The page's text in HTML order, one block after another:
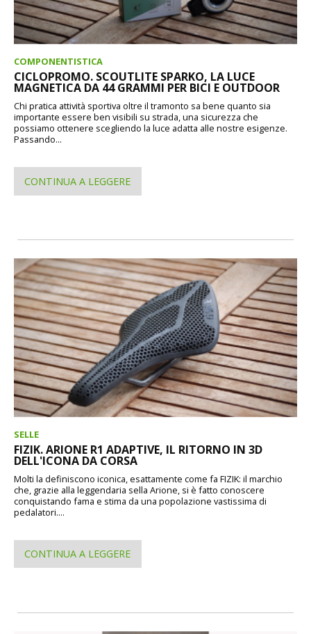
COMPONENTISTICA
CICLOPROMO. SCOUTLITE SPARKO, LA LUCE
MAGNETICA DA 44 GRAMMI PER BICI E OUTDOOR
Chi pratica attività sportiva oltre il tramonto sa bene quanto sia
importante essere ben visibili su strada, una sicurezza che
possiamo ottenere scegliendo la luce adatta alle nostre esigenze.
Passando...
CONTINUA A LEGGERE
SELLE
FIZIK. ARIONE R1 ADAPTIVE, IL RITORNO IN 3D
DELL'ICONA DA CORSA
Molti la definiscono iconica, esattamente come fa FIZIK: il marchio
che, grazie alla leggendaria sella Arione, si è fatto conoscere
conquistando fama e stima da una popolazione vastissima di
pedalatori....
CONTINUA A LEGGERE